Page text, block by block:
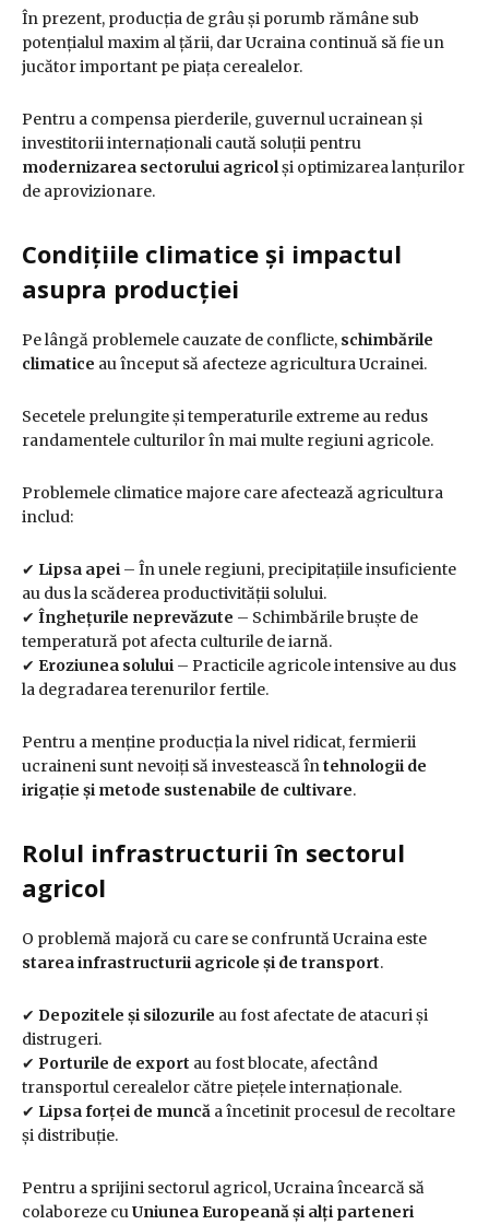
În prezent, producția de grâu și porumb rămâne sub
potențialul maxim al țării, dar Ucraina continuă să fie un
jucător important pe piața cerealelor.
Pentru a compensa pierderile, guvernul ucrainean și
investitorii internaționali caută soluții pentru
modernizarea sectorului agricolși optimizarea lanțurilor
de aprovizionare.
Condițiile climatice și impactul
asupra producției
Pe lângă problemele cauzate de conflicte, schimbările
climatice au început să afecteze agricultura Ucrainei.
Secetele prelungite și temperaturile extreme au redus
randamentele culturilor în mai multe regiuni agricole.
Problemele climatice majore care afectează agricultura
includ:
✔ Lipsa apei – În unele regiuni, precipitațiile insuficiente
au dus la scăderea productivității solului.
✔ Înghețurile neprevăzute – Schimbările bruște de
temperatură pot afecta culturile de iarnă.
✔ Eroziunea solului – Practicile agricole intensive au dus
la degradarea terenurilor fertile.
Pentru a menține producția la nivel ridicat, fermierii
ucraineni sunt nevoiți să investească întehnologii de
irigație și metode sustenabile de cultivare.
Rolul infrastructurii în sectorul
agricol
O problemă majoră cu care se confruntă Ucraina este
starea infrastructurii agricole și de transport.
✔ Depozitele și silozurile au fost afectate de atacuri și
distrugeri.
✔ Porturile de export au fost blocate, afectând
transportul cerealelor către piețele internaționale.
✔ Lipsa forței de muncă a încetinit procesul de recoltare
și distribuție.
Pentru a sprijini sectorul agricol, Ucraina încearcă să
colaboreze cuUniunea Europeană și alți parteneri